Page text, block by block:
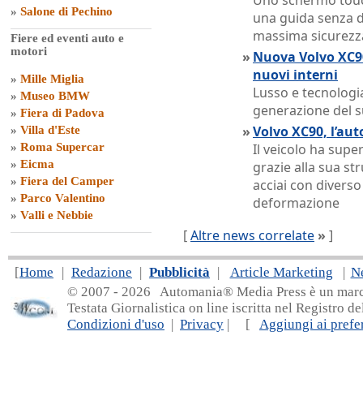
» Salone di Pechino
Fiere ed eventi auto e
motori
» Mille Miglia
» Museo BMW
» Fiera di Padova
» Villa d'Este
» Roma Supercar
» Eicma
» Fiera del Camper
» Parco Valentino
» Valli e Nebbie
una guida senza
massima
» Nuova Volvo
nuovi interni
Lusso e
generazione del
»Volvo XC90,
Il veicolo ha
grazie alla sua
acciai con
deformazione
[Altre news correlate » ]
[Home | Redazione | Pubblicità | Article Marketing |
© 2007 - 2026 Automania® Media Press è un
Testata Giornalistica on line iscritta nel Registro
Condizioni d'uso | Privacy | [ Aggiungi ai